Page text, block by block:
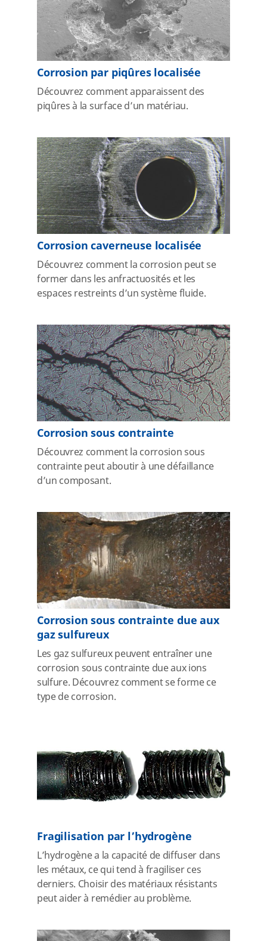
Corrosion par piqûres localisée
Découvrez comment apparaissent des
piqûres à la surface d’un matériau.
Corrosion caverneuse localisée
Découvrez comment la corrosion peut se
former dans les anfractuosités et les
espaces restreints d’un système fluide.
Corrosion sous contrainte
Découvrez comment la corrosion sous
contrainte peut aboutir à une défaillance
d’un composant.
Corrosion sous contrainte due aux
gaz sulfureux
Les gaz sulfureux peuvent entraîner une
corrosion sous contrainte due aux ions
sulfure. Découvrez comment se forme ce
type de corrosion.
Fragilisation par l’hydrogène
L’hydrogène a la capacité de diffuser dans
les métaux, ce qui tend à fragiliser ces
derniers. Choisir des matériaux résistants
peut aider à remédier au problème.